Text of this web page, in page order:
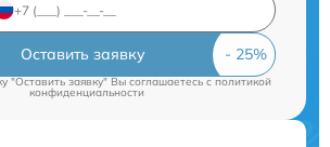
Оставить заявку
"Оставить заявку" Вы соглашаетесь cполитикой
конфиденциальности